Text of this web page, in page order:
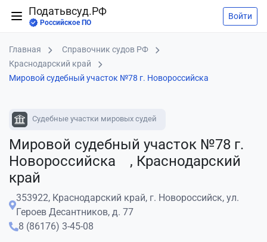
Податьвсуд.РФ
Российское ПО
Войти
Главная
Справочник судов РФ
Краснодарский край
Мировой судебный участок №78 г. Новороссийска
Судебные участки мировых судей
Мировой судебный участок №78 г.
Новороссийска , Краснодарский
край
353922, Краснодарский край, г. Новороссийск, ул.
Героев Десантников, д. 77
8 (86176) 3-45-08